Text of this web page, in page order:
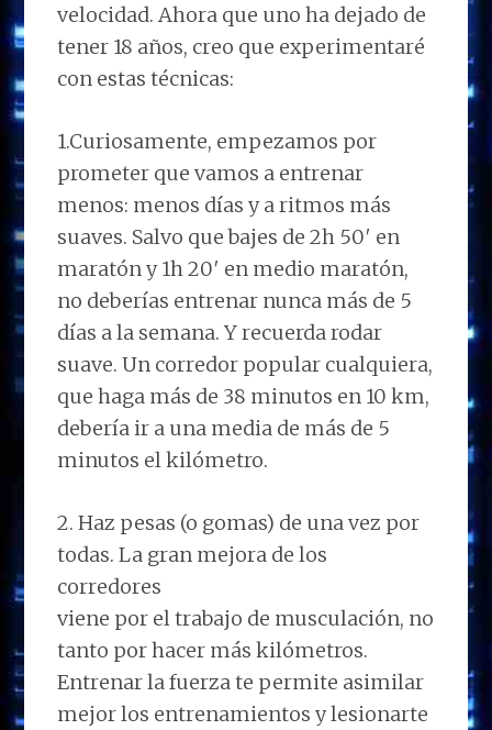
velocidad. Ahora que uno ha dejado de
tener 18 años, creo que experimentaré
con estas técnicas:
1.Curiosamente, empezamos por
prometer que vamos a entrenar
menos: menos días y a ritmos más
suaves. Salvo que bajes de 2h 50′ en
maratón y 1h 20′ en medio maratón,
no deberías entrenar nunca más de 5
días a la semana. Y recuerda rodar
suave. Un corredor popular cualquiera,
que haga más de 38 minutos en 10 km,
debería ir a una media de más de 5
minutos el kilómetro.
2. Haz pesas (o gomas) de una vez por
todas. La gran mejora de los
corredores
viene por el trabajo de musculación, no
tanto por hacer más kilómetros.
Entrenar la fuerza te permite asimilar
mejor los entrenamientos y lesionarte